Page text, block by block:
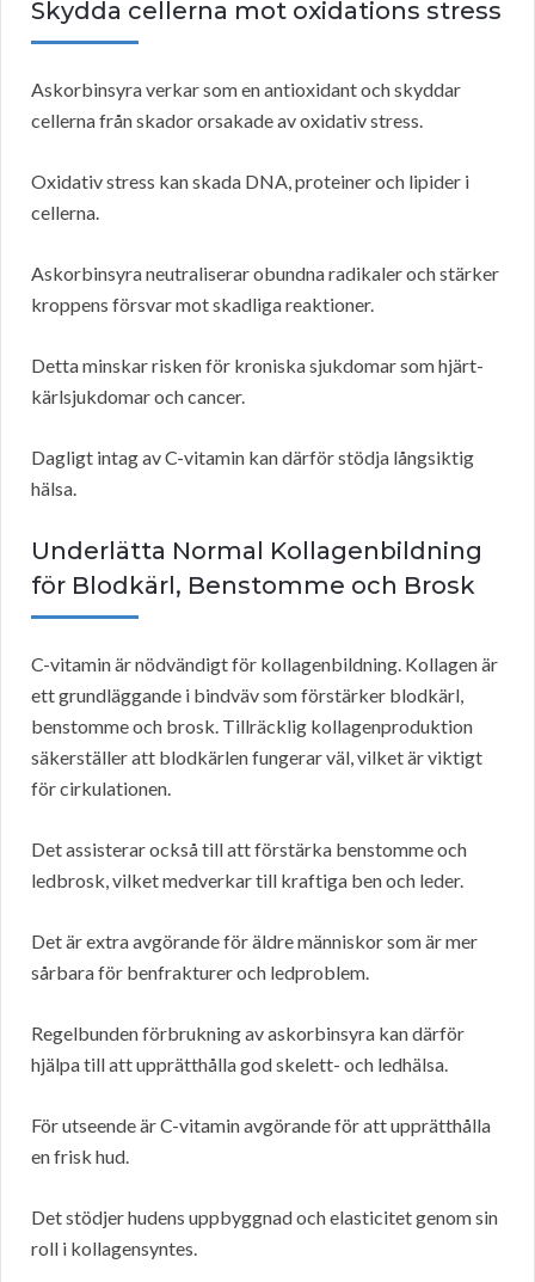
Skydda cellerna mot oxidations stress
Askorbinsyra verkar som en antioxidant och skyddar
cellerna från skador orsakade av oxidativ stress.
Oxidativ stress kan skada DNA, proteiner och lipider i
cellerna.
Askorbinsyra neutraliserar obundna radikaler och stärker
kroppens försvar mot skadliga reaktioner.
Detta minskar risken för kroniska sjukdomar som hjärt-
kärlsjukdomar och cancer.
Dagligt intag av C-vitamin kan därför stödja långsiktig
hälsa.
Underlätta Normal Kollagenbildning
för Blodkärl, Benstomme och Brosk
C-vitamin är nödvändigt för kollagenbildning. Kollagen är
ett grundläggande i bindväv som förstärker blodkärl,
benstomme och brosk. Tillräcklig kollagenproduktion
säkerställer att blodkärlen fungerar väl, vilket är viktigt
för cirkulationen.
Det assisterar också till att förstärka benstomme och
ledbrosk, vilket medverkar till kraftiga ben och leder.
Det är extra avgörande för äldre människor som är mer
sårbara för benfrakturer och ledproblem.
Regelbunden förbrukning av askorbinsyra kan därför
hjälpa till att upprätthålla god skelett- och ledhälsa.
För utseende är C-vitamin avgörande för att upprätthålla
en frisk hud.
Det stödjer hudens uppbyggnad och elasticitet genom sin
roll i kollagensyntes.